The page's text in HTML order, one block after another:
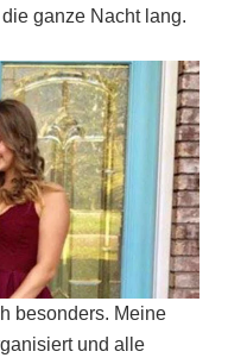
ganze Nacht lang.
besonders. Meine
und alle